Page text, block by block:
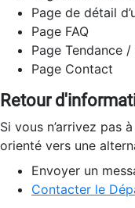
Page de détail
Page FAQ
Page Tendance
Page Contact
Retour
Si vous n’arrivez pas
orienté vers une
Envoyer un
Contacter le